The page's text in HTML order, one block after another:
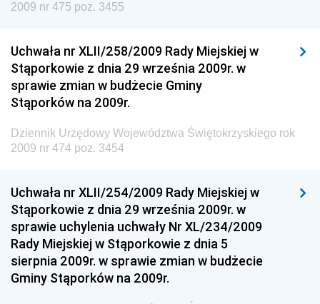
Dziennik Urzędowy Ministra Rodziny, Pracy i Polityki
Dziennik Urzędowy Ministra Cyfryzacji
Dziennik Urzędowy Ministra Rozwoju
Dziennik Urzędowy Ministra Infrastruktury i
Dziennik Urzędowy Ministra Gospodarki Morskiej i
Żeglugi Śródlądowej
Dziennik Urzędowy Ministra Finansów
Dziennik Urzędowy Ministra Sprawiedliwości
Dziennik Urzędowy Ministra Rozwoju i Finansów
Dziennik Urzędowy Wyższego Urzędu Górniczego
Dziennik Urzędowy Prezesa Urzędu Transportu
2009 nr 475 poz. 3455
Uchwała nr XLII/258/2009 Rady Miejskiej w
Stąporkowie z dnia 29 września 2009r. w
sprawie zmian w budżecie Gminy
Stąporków na 2009r.
Dziennik Urzędowy Województwa Świętokrzyskiego rok
2009 nr 474 poz. 3454
Uchwała nr XLII/254/2009 Rady Miejskiej w
Stąporkowie z dnia 29 września 2009r. w
sprawie uchylenia uchwały Nr XL/234/2009
Rady Miejskiej w Stąporkowie z dnia 5
sierpnia 2009r. w sprawie zmian w budżecie
Gminy Stąporków na 2009r.